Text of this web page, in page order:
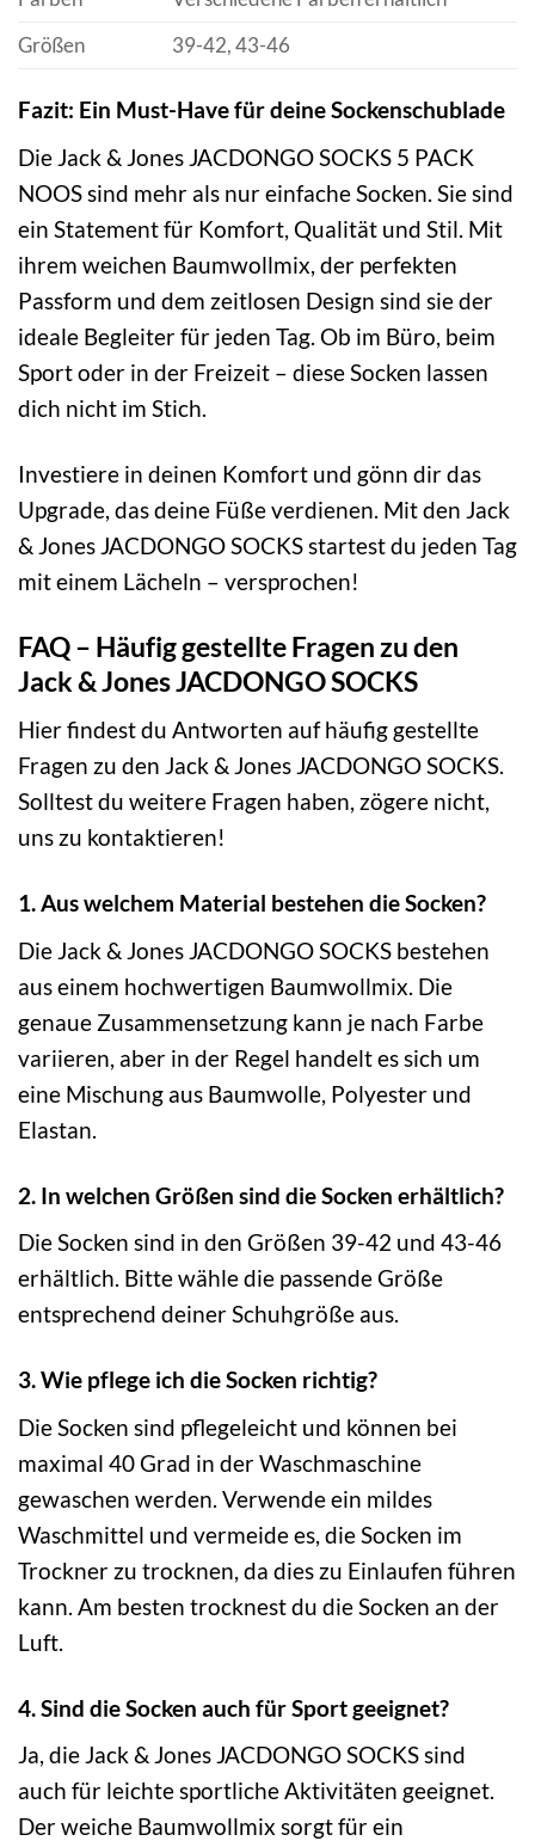
Größen
39-42, 43-46
Fazit: Ein Must-Have für deine Sockenschublade
Die Jack & Jones JACDONGO SOCKS 5 PACK
NOOS sind mehr als nur einfache Socken. Sie sind
ein Statement für Komfort, Qualität und Stil. Mit
ihrem weichen Baumwollmix, der perfekten
Passform und dem zeitlosen Design sind sie der
ideale Begleiter für jeden Tag. Ob im Büro, beim
Sport oder in der Freizeit – diese Socken lassen
dich nicht im Stich.
Investiere in deinen Komfort und gönn dir das
Upgrade, das deine Füße verdienen. Mit den Jack
& Jones JACDONGO SOCKS startest du jeden Tag
mit einem Lächeln – versprochen!
FAQ – Häufig gestellte Fragen zu den
Jack & Jones JACDONGO SOCKS
Hier findest du Antworten auf häufig gestellte
Fragen zu den Jack & Jones JACDONGO SOCKS.
Solltest du weitere Fragen haben, zögere nicht,
uns zu kontaktieren!
1. Aus welchem Material bestehen die Socken?
Die Jack & Jones JACDONGO SOCKS bestehen
aus einem hochwertigen Baumwollmix. Die
genaue Zusammensetzung kann je nach Farbe
variieren, aber in der Regel handelt es sich um
eine Mischung aus Baumwolle, Polyester und
Elastan.
2. In welchen Größen sind die Socken erhältlich?
Die Socken sind in den Größen 39-42 und 43-46
erhältlich. Bitte wähle die passende Größe
entsprechend deiner Schuhgröße aus.
3. Wie pflege ich die Socken richtig?
Die Socken sind pflegeleicht und können bei
maximal 40 Grad in der Waschmaschine
gewaschen werden. Verwende ein mildes
Waschmittel und vermeide es, die Socken im
Trockner zu trocknen, da dies zu Einlaufen führen
kann. Am besten trocknest du die Socken an der
Luft.
4. Sind die Socken auch für Sport geeignet?
Ja, die Jack & Jones JACDONGO SOCKS sind
auch für leichte sportliche Aktivitäten geeignet.
Der weiche Baumwollmix sorgt für ein